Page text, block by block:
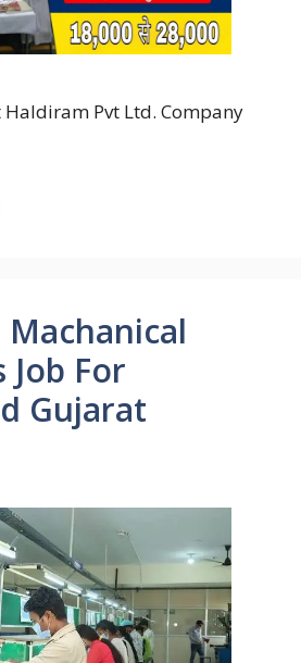
Pvt Ltd. Company
Machanical
Job For
Gujarat